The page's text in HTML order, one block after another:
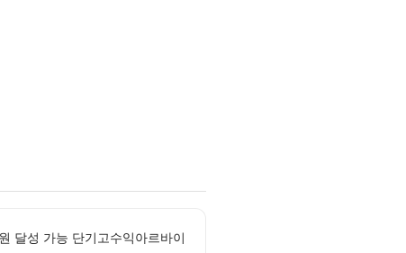
달성 가능 단기고수익아르바이